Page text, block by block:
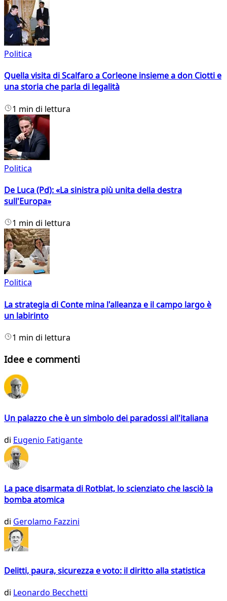
Politica
Quella visita di Scalfaro a Corleone insieme a don Ciotti e
una storia che parla di legalità
1 min di lettura
Politica
De Luca (Pd): «La sinistra più unita della destra
sull'Europa»
1 min di lettura
Politica
La strategia di Conte mina l'alleanza e il campo largo è
un labirinto
1 min di lettura
Idee e commenti
Un palazzo che è un simbolo dei paradossi all'italiana
di Eugenio Fatigante
La pace disarmata di Rotblat, lo scienziato che lasciò la
bomba atomica
di Gerolamo Fazzini
Delitti, paura, sicurezza e voto: il diritto alla statistica
di Leonardo Becchetti